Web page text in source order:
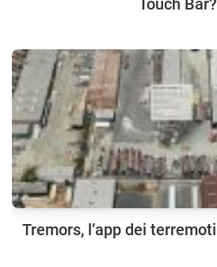
Touch Bar?
Tremors, l’app dei